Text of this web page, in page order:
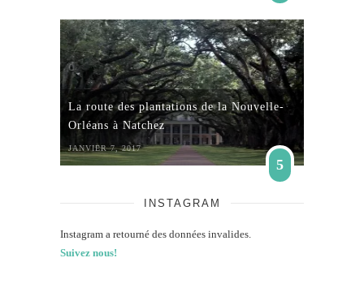
La route des plantations de la Nouvelle-
Orléans à Natchez
JANVIER 7, 2017
5
INSTAGRAM
Instagram a retourné des données invalides.
Suivez nous!